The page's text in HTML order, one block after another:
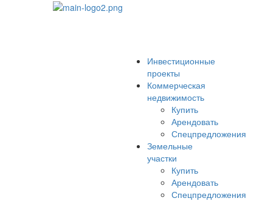
Инвестиционные
проекты
Коммерческая
недвижимость
Купить
Арендовать
Спецпредложения
Земельные
участки
Купить
Арендовать
Спецпредложения